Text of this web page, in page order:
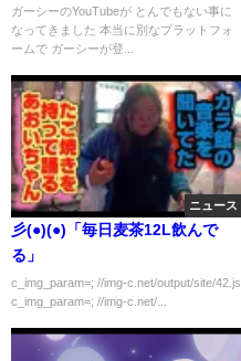
考察したいと思います。【ガー
シー/ひろゆき/東谷義和/ガーシ
ガーシーのYouTubeが とんでもない事に
なってきました 本当に別なプラットフォ
ームで ガーシーが登...
ニュース
彡(●)(●)「毎日麦茶12L飲んで
る」
c_img_param=; //img-c.net/output/site/42.js
c_img_param=; //img-c.net/...